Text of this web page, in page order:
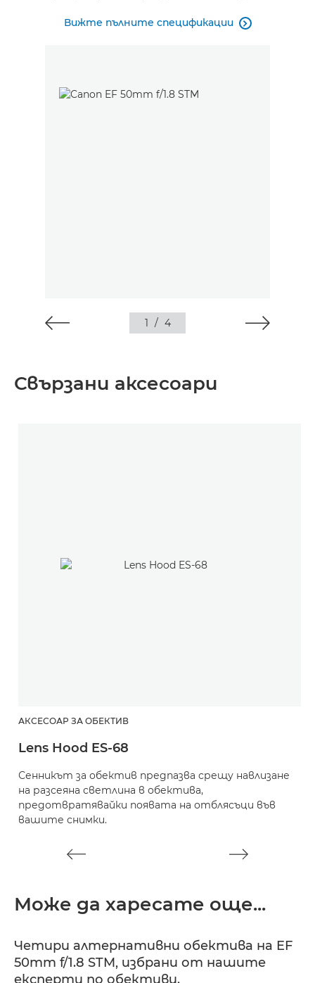
Вижте пълните спецификации 
1 / 4
Свързани аксесоари
АКСЕСОАР ЗА ОБЕКТИВ
Lens Hood ES-68
Сенникът за обектив предпазва срещу навлизане
на разсеяна светлина в обектива,
предотвратявайки появата на отблясъци във
вашите снимки.
Може да харесате още...
Четири алтернативни обектива на EF
50mm f/1.8 STM, избрани от нашите
експерти по обективи.